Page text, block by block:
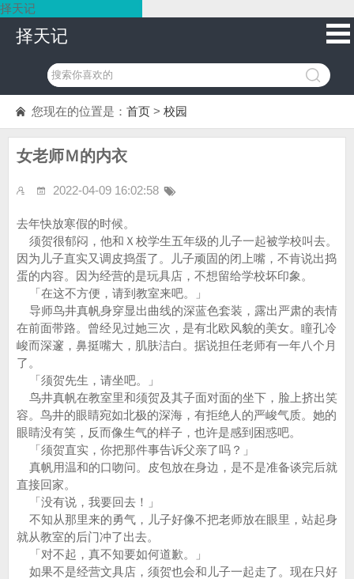
择天记
择天记
您现在的位置是： 首页 > 校园
女老师Ｍ的内衣
2022-04-09 16:02:58
去年快放寒假的时候。
须贺很郁闷，他和Ｘ校学生五年级的儿子一起被学校叫去。
因为儿子直实又调皮捣蛋了。儿子顽固的闭上嘴，不肯说出捣
蛋的内容。因为经营的是玩具店，不想留给学校坏印象。
「在这不方便，请到教室来吧。」
导师鸟井真帆身穿显出曲线的深蓝色套装，露出严肃的表情
在前面带路。曾经见过她三次，是有北欧风貌的美女。瞳孔冷
峻而深邃，鼻挺嘴大，肌肤洁白。据说担任老师有一年八个月
了。
「须贺先生，请坐吧。」
鸟井真帆在教室里和须贺及其子面对面的坐下，脸上挤出笑
容。鸟井的眼睛宛如北极的深海，有拒绝人的严峻气质。她的
眼睛没有笑，反而像生气的样子，也许是感到困惑吧。
「须贺直实，你把那件事告诉父亲了吗？」
真帆用温和的口吻问。皮包放在身边，是不是准备谈完后就
直接回家。
「没有说，我要回去！」
不知从那里来的勇气，儿子好像不把老师放在眼里，站起身
就从教室的后门冲了出去。
「对不起，真不知要如何道歉。」
如果不是经营文具店，须贺也会和儿子一起走了。现在只好